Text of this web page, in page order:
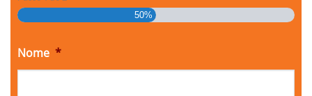
50%
Nome *